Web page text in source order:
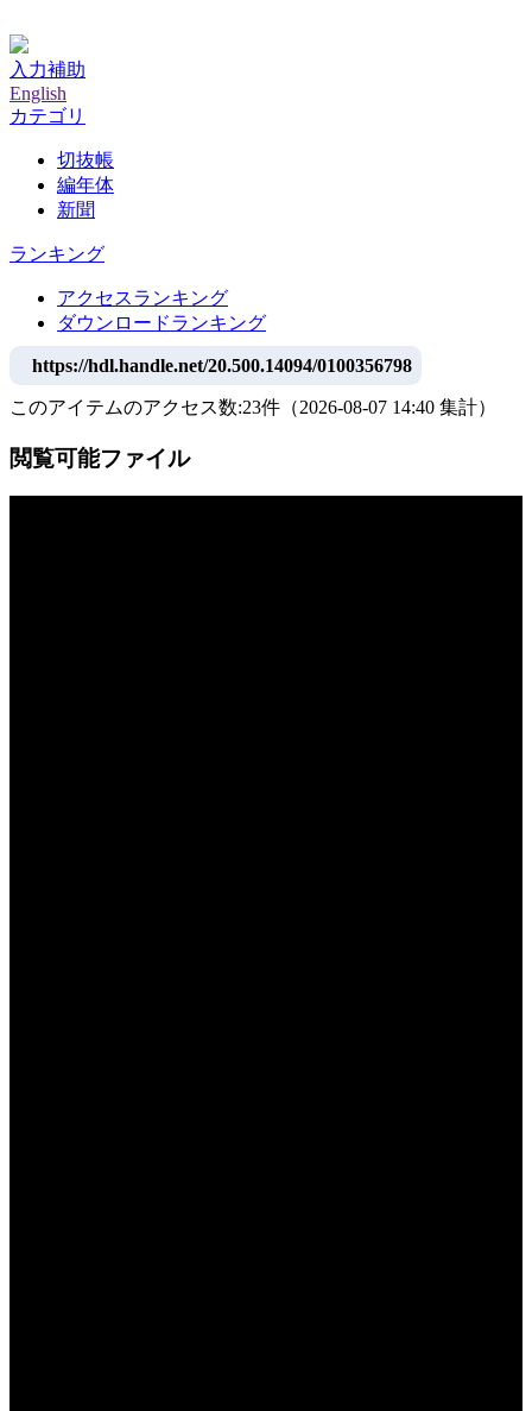
入力補助
English
カテゴリ
切抜帳
編年体
新聞
ランキング
アクセスランキング
ダウンロードランキング
https://hdl.handle.net/20.500.14094/0100356798
このアイテムのアクセス数:23件 （2026-08-07 14:40 集計）
閲覧可能ファイル